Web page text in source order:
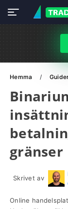
Hemma
gränser
Skrivet av
Online